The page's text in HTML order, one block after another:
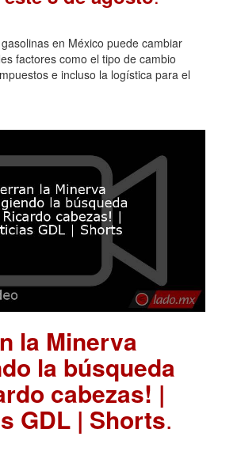
en México puede cambiar
factores como el tipo de cambio
e incluso la logística para el
la Minerva
la búsqueda
cabezas! |
GDL | Shorts.